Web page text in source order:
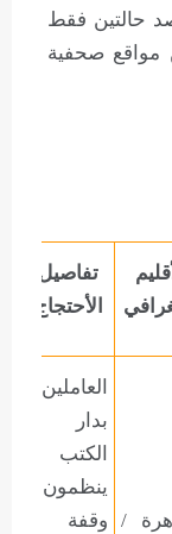
حالتين فقط
مواقع صحفية
تفاصيل
الأحتجاج
العاملين
بدار
الكتب
ينظمون
وقفة